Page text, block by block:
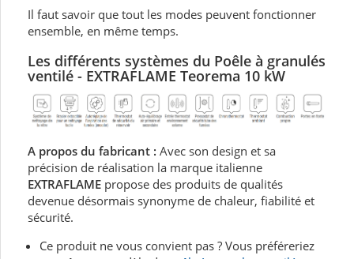
Il faut savoir que tout les modes peuvent fonctionner
ensemble, en même temps.
Les différents systèmes du Poêle à granulés
ventilé - EXTRAFLAME Teorema 10 kW
A propos du fabricant : Avec son design et sa
précision de réalisation la marque italienne
EXTRAFLAME propose des produits de qualités
devenue désormais synonyme de chaleur, fiabilité et
sécurité.
Ce produit ne vous convient pas ? Vous préféreriez